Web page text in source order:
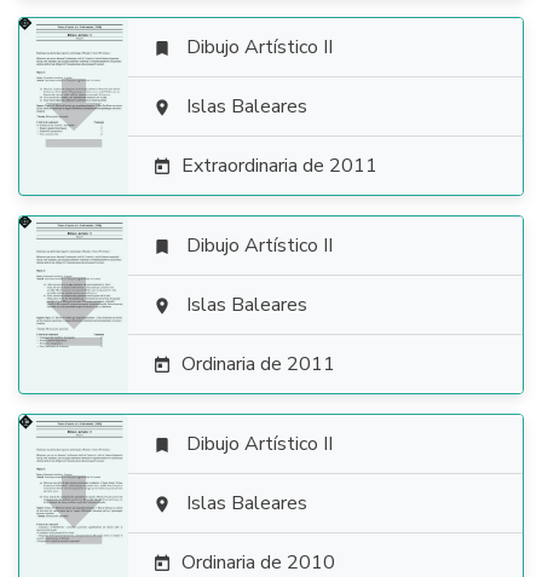

 Dibujo Artístico II
 Islas Baleares
 Extraordinaria de 2011

 Dibujo Artístico II
 Islas Baleares
 Ordinaria de 2011

 Dibujo Artístico II
 Islas Baleares
 Ordinaria de 2010